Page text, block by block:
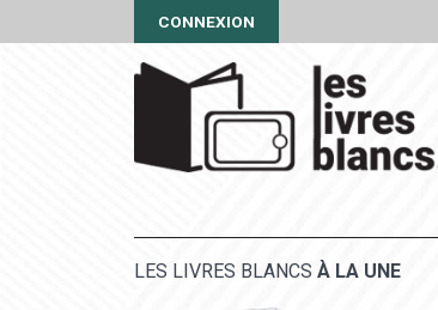
CONNEXION
LES LIVRES BLANCS À LA UNE